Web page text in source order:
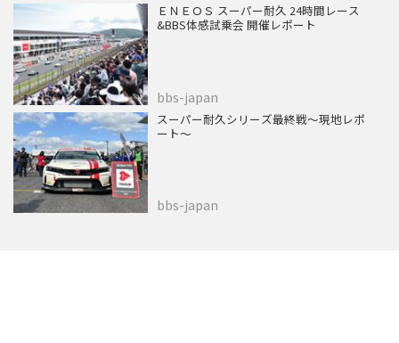
ＥＮＥＯＳ スーパー耐久 24時間レース
&BBS体感試乗会 開催レポート
bbs-japan
スーパー耐久シリーズ最終戦～現地レポ
ート～
bbs-japan